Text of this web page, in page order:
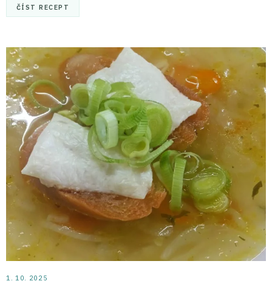
ČÍST RECEPT
1. 10. 2025